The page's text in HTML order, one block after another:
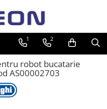
1 2
robot bucatarie
AS00002703